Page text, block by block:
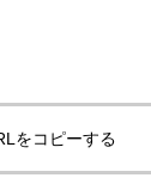
をコピーする